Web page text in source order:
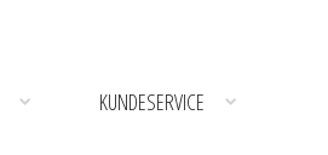
KUNDESERVICE